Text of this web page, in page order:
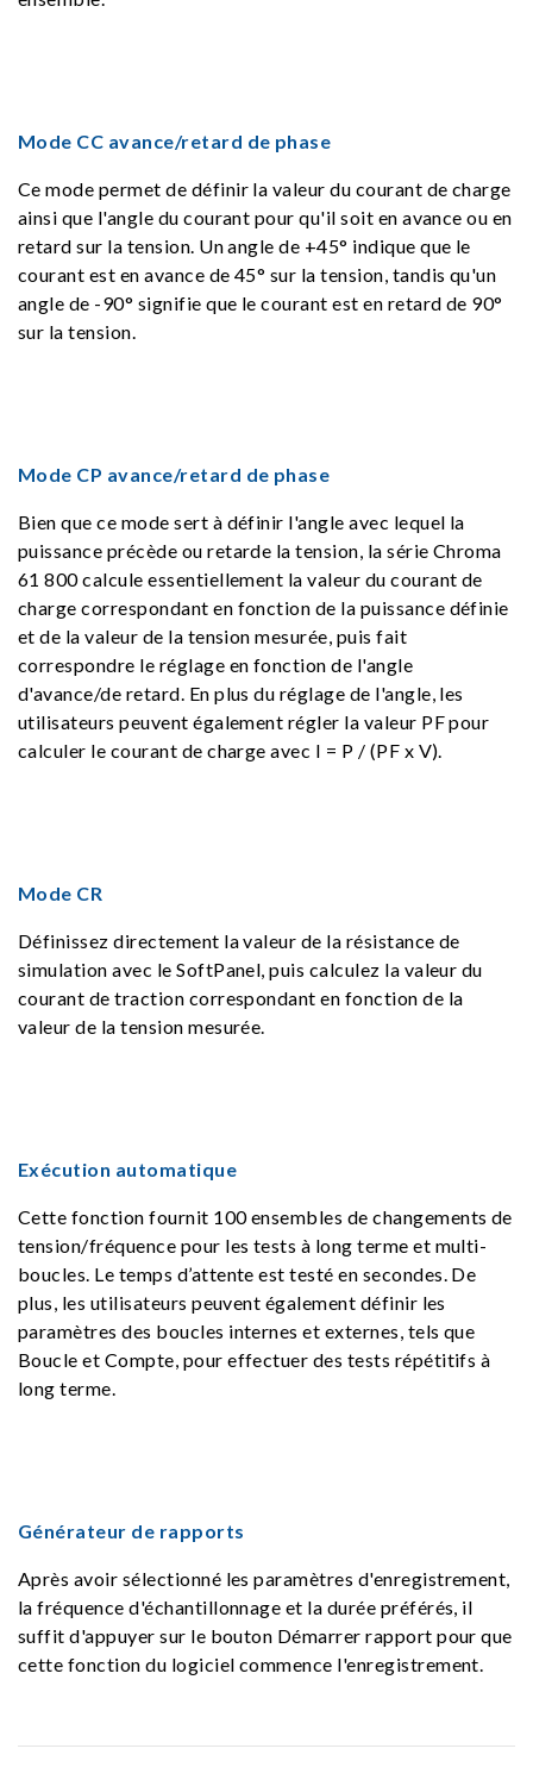
Mode CC avance/retard de phase
Ce mode permet de définir la valeur du courant de charge
ainsi que l'angle du courant pour qu'il soit en avance ou en
retard sur la tension. Un angle de +45° indique que le
courant est en avance de 45° sur la tension, tandis qu'un
angle de -90° signifie que le courant est en retard de 90°
sur la tension.
Mode CP avance/retard de phase
Bien que ce mode sert à définir l'angle avec lequel la
puissance précède ou retarde la tension, la série Chroma
61 800 calcule essentiellement la valeur du courant de
charge correspondant en fonction de la puissance définie
et de la valeur de la tension mesurée, puis fait
correspondre le réglage en fonction de l'angle
d'avance/de retard. En plus du réglage de l'angle, les
utilisateurs peuvent également régler la valeur PF pour
calculer le courant de charge avec I = P / (PF x V).
Mode CR
Définissez directement la valeur de la résistance de
simulation avec le SoftPanel, puis calculez la valeur du
courant de traction correspondant en fonction de la
valeur de la tension mesurée.
Exécution automatique
Cette fonction fournit 100 ensembles de changements de
tension/fréquence pour les tests à long terme et multi-
boucles. Le temps d’attente est testé en secondes. De
plus, les utilisateurs peuvent également définir les
paramètres des boucles internes et externes, tels que
Boucle et Compte, pour effectuer des tests répétitifs à
long terme.
Générateur de rapports
Après avoir sélectionné les paramètres d'enregistrement,
la fréquence d'échantillonnage et la durée préférés, il
suffit d'appuyer sur le bouton Démarrer rapport pour que
cette fonction du logiciel commence l'enregistrement.